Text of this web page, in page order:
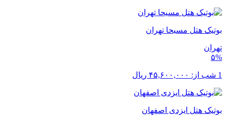
بوتیک هتل مسیحا تهران
تهران
۵%
1 شب از: ۴۵,۶۰۰,۰۰۰ ریال
بوتیک هتل ایزدی اصفهان